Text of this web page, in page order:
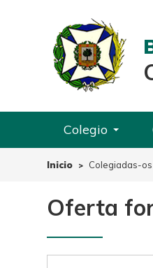
Colegio
Inicio Colegiadas-os
Oferta